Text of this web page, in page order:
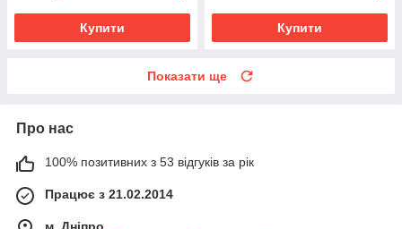
Купити Купити
Показати ще
Про нас
100% позитивних з 53 відгуків за рік
Працює з 21.02.2014